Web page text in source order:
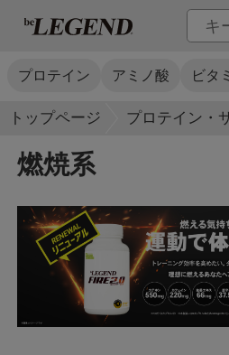
プロテイン アミノ酸 ビタ
トップページ プロテイン・
燃焼系